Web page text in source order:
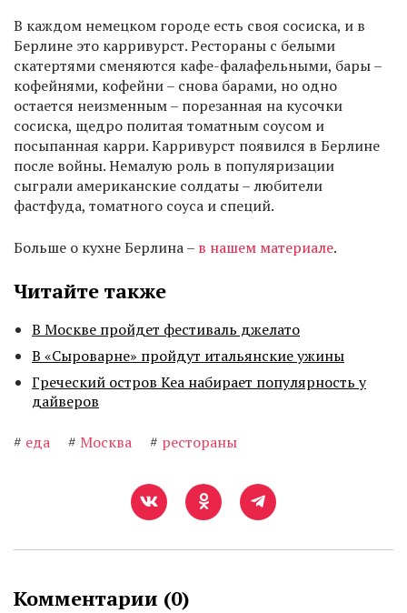
В каждом немецком городе есть своя сосиска, и в
Берлине это карривурст. Рестораны с белыми
скатертями сменяются кафе-фалафельными, бары –
кофейнями, кофейни – снова барами, но одно
остается неизменным – порезанная на кусочки
сосиска, щедро политая томатным соусом и
посыпанная карри. Карривурст появился в Берлине
после войны. Немалую роль в популяризации
сыграли американские солдаты – любители
фастфуда, томатного соуса и специй.
Больше о кухне Берлина – в нашем материале.
Читайте также
В Москве пройдет фестиваль джелато
В «Сыроварне» пройдут итальянские ужины
Греческий остров Кеа набирает популярность у
дайверов
# еда # Москва # рестораны
Комментарии (0)